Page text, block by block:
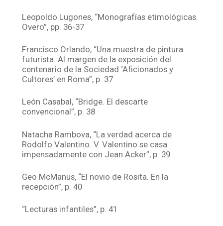
Leopoldo Lugones, “Monografías etimológicas.
Overo”, pp. 36-37
Francisco Orlando, “Una muestra de pintura
futurista. Al margen de la exposición del
centenario de la Sociedad ‘Aficionados y
Cultores’ en Roma”, p. 37
León Casabal, “Bridge. El descarte
convencional”, p. 38
Natacha Rambova, “La verdad acerca de
Rodolfo Valentino. V. Valentino se casa
impensadamente con Jean Acker”, p. 39
Geo McManus, “El novio de Rosita. En la
recepción”, p. 40
“Lecturas infantiles”, p. 41